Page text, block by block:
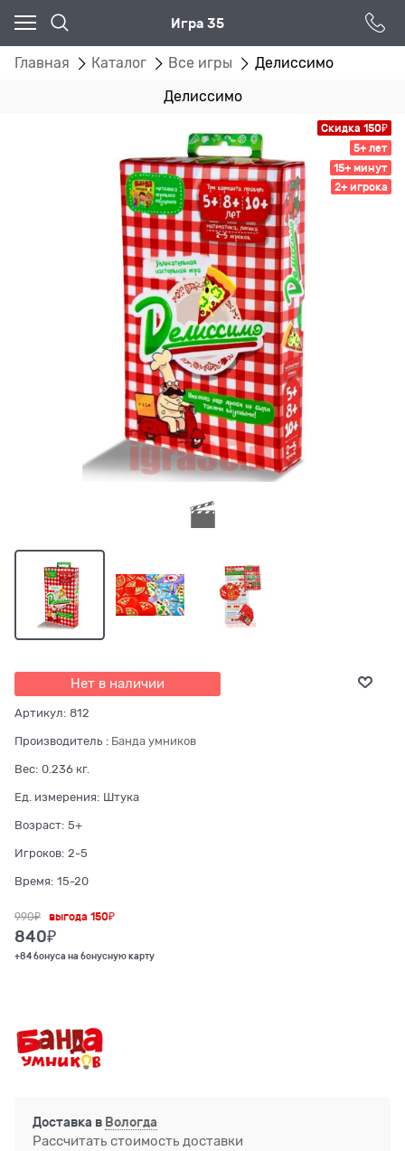
Игра 35
Главная Каталог Все игры Делиссимо
Делиссимо
Скидка 150₽
5+ лет
15+ минут
2+ игрока
Нет в наличии
Артикул: 812
Производитель : Банда умников
Вес: 0.236 кг.
Ед. измерения: Штука
Возраст: 5+
Игроков: 2-5
Время: 15-20
990₽
840₽
выгода150₽
+84 бонуса на бонусную карту
Доставка в Вологда
Рассчитать стоимость доставки